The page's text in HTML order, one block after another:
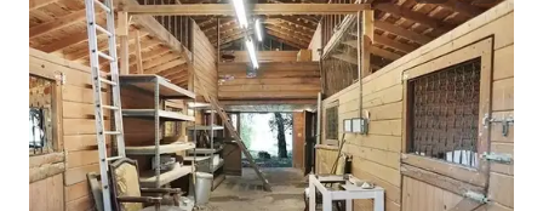
stationnement dans la rue. Dispose également du Lexen
comme voisin arrière pour les séjours prolongés. De nombreux
restaurants et cafés sont